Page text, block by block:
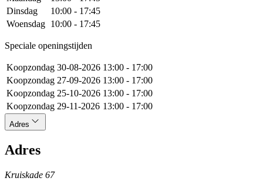
Dinsdag
10:00 - 17:45
Woensdag 10:00 - 17:45
Speciale openingstijden
Koopzondag 30-08-2026 13:00 - 17:00
Koopzondag 27-09-2026 13:00 - 17:00
Koopzondag 25-10-2026 13:00 - 17:00
Koopzondag 29-11-2026 13:00 - 17:00
Adres
Adres
Kruiskade 67